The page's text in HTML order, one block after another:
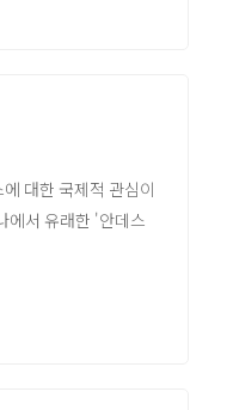
대한 국제적 관심이
에서 유래한 '안데스